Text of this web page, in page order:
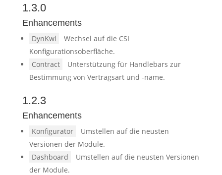
1.3.0
Enhancements
DynKwl
Wechsel auf die CSI
Konfigurationsoberfläche.
Contract
Unterstützung für Handlebars zur
Bestimmung von Vertragsart und -name.
1.2.3
Enhancements
Konfigurator
Umstellen auf die neusten
Versionen der Module.
Dashboard
Umstellen auf die neusten Versionen
der Module.